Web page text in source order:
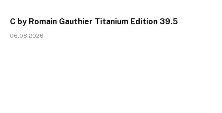
C by Romain Gauthier Titanium Edition 39.5
06.08.2026